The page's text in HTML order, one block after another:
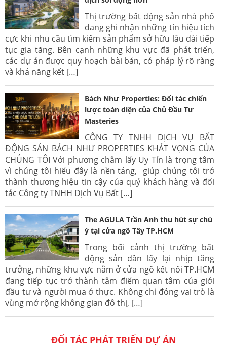
Thị trường bất động sản nhà phố
đang ghi nhận những tín hiệu tích
cực khi nhu cầu tìm kiếm sản phẩm sở hữu lâu dài tiếp
tục gia tăng. Bên cạnh những khu vực đã phát triển,
các dự án được quy hoạch bài bản, có pháp lý rõ ràng
và khả năng kết […]
Bách Như Properties: Đối tác chiến
lược toàn diện của Chủ Đầu Tư
Masteries
CÔNG TY TNHH DỊCH VỤ BẤT
ĐỘNG SẢN BÁCH NHƯ PROPERTIES KHÁT VỌNG CỦA
CHÚNG TÔI Với phương châm lấy Uy Tín là trọng tâm
vì chúng tôi hiểu đây là nền tảng, giúp chúng tôi trở
thành thương hiệu tin cậy của quý khách hàng và đối
tác Công ty TNHH Dịch Vụ Bất […]
The AGULA Trần Anh thu hút sự chú
ý tại cửa ngõ Tây TP.HCM
Trong bối cảnh thị trường bất
động sản dần lấy lại nhịp tăng
trưởng, những khu vực nằm ở cửa ngõ kết nối TP.HCM
đang tiếp tục trở thành tâm điểm quan tâm của giới
đầu tư và người mua ở thực. Không chỉ đóng vai trò là
vùng mở rộng không gian đô thị, […]
ĐỐI TÁC PHÁT TRIỂN DỰ ÁN